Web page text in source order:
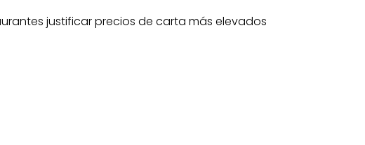
justificar precios de carta más elevados